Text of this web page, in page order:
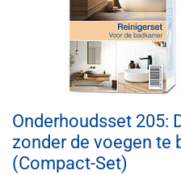
Onderhoudsset 205:
zonder de voegen te
(Compact-Set)